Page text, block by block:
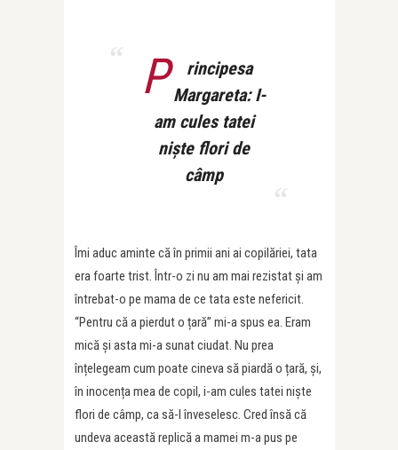
P
rincipesa
Margareta: I-
am cules tatei
niște flori de
câmp
Îmi aduc aminte că în primii ani ai copilăriei, tata
era foarte trist. Într-o zi nu am mai rezistat și am
întrebat-o pe mama de ce tata este nefericit.
“Pentru că a pierdut o țară” mi-a spus ea. Eram
mică și asta mi-a sunat ciudat. Nu prea
înțelegeam cum poate cineva să piardă o țară, și,
în inocența mea de copil, i-am cules tatei niște
flori de câmp, ca să-l înveselesc. Cred însă că
undeva această replică a mamei m-a pus pe